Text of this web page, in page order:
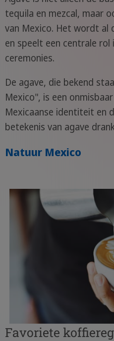
tequila en mezcal, maar
van Mexico. Het wordt al
en speelt een centrale
ceremonies.
De agave, die bekend
Mexico", is een
Mexicaanse identiteit en
betekenis van agave
Natuur Mexico
Favoriete